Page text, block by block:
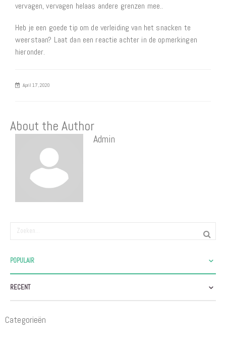
vervagen, vervagen helaas andere grenzen mee..
Heb je een goede tip om de verleiding van het snacken te
weerstaan? Laat dan een reactie achter in de opmerkingen
hieronder.
April 17, 2020
About the Author
Admin
POPULAIR
RECENT
Categorieën